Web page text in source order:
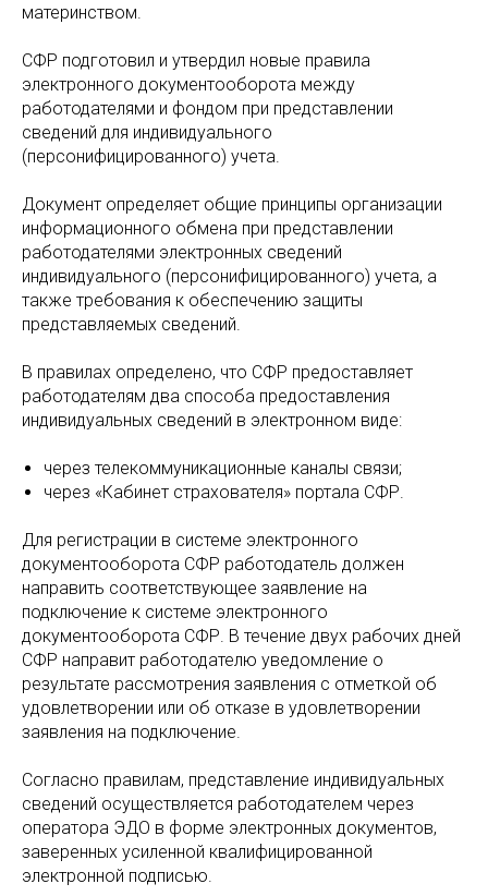
материнством.
СФР подготовил и утвердил новые правила
электронного документооборота между
работодателями и фондом при представлении
сведений для индивидуального
(персонифицированного) учета.
Документ определяет общие принципы организации
информационного обмена при представлении
работодателями электронных сведений
индивидуального (персонифицированного) учета, а
также требования к обеспечению защиты
представляемых сведений.
В правилах определено, что СФР предоставляет
работодателям два способа предоставления
индивидуальных сведений в электронном виде:
через телекоммуникационные каналы связи;
через «Кабинет страхователя» портала СФР.
Для регистрации в системе электронного
документооборота СФР работодатель должен
направить соответствующее заявление на
подключение к системе электронного
документооборота СФР. В течение двух рабочих дней
СФР направит работодателю уведомление о
результате рассмотрения заявления с отметкой об
удовлетворении или об отказе в удовлетворении
заявления на подключение.
Согласно правилам, представление индивидуальных
сведений осуществляется работодателем через
оператора ЭДО в форме электронных документов,
заверенных усиленной квалифицированной
электронной подписью.